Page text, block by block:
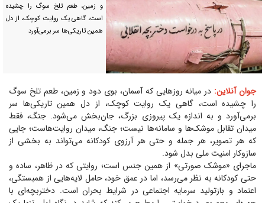
و زمین، طعم تلخ سوگ را چشیده
است، گاهی یک روایت کوچک، از دل
همین تاریکی‌ها سر برمی‌آورد
جوان آنلاین: در میانه روز‌هایی که آسمان، بوی دود و زمین، طعم تلخ سوگ
را چشیده است، گاهی یک روایت کوچک، از دل همین تاریکی‌ها سر
برمی‌آورد و به اندازه یک پیروزی بزرگ، جان‌بخش می‌شود. جنگ، فقط
میدان تقابل موشک‌ها و سامانه‌ها نیست؛ جنگ، میدان روایت‌هاست؛ جایی
که هر تصویر، هر جمله و حتی هر آرزوی کودکانه می‌تواند به بخشی از
سازوکار امنیت ملی بدل شود.
ماجرای «موشک صورتی» از همین جنس است؛ روایتی که در ظاهر، ساده و
حتی کودکانه به نظر می‌رسد، اما در عمق خود، حامل لایه‌هایی از همبستگی،
اعتماد و بازتولید سرمایه اجتماعی در شرایط بحران است. دختربچه‌ای با